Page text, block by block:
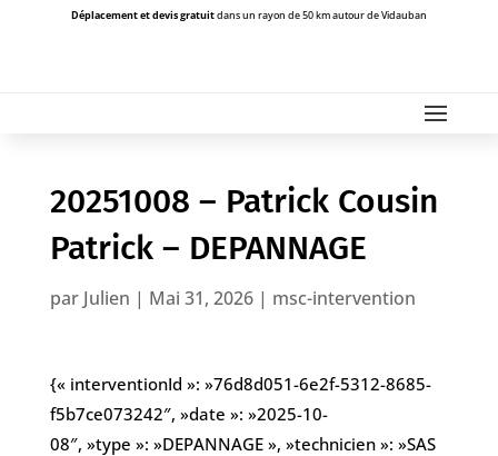
Déplacement et devis gratuitdans un rayon de 50 km autour de Vidauban
20251008 – Patrick Cousin
Patrick – DEPANNAGE
par Julien | Mai 31, 2026| msc-intervention
{« interventionId »: »76d8d051-6e2f-5312-8685-
f5b7ce073242″, »date »: »2025-10-
08″, »type »: »DEPANNAGE », »technicien »: »SAS